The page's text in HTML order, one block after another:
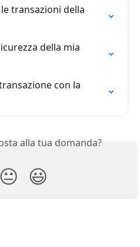
transazioni della
della mia
con la
alla tua domanda?
😐 😃